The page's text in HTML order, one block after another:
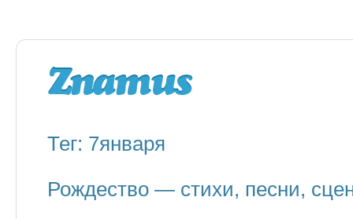
Тег: 7января
Рождество — стихи, песни,